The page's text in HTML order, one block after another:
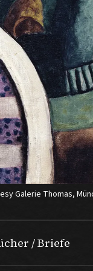
Galerie Thomas,
/ Briefe